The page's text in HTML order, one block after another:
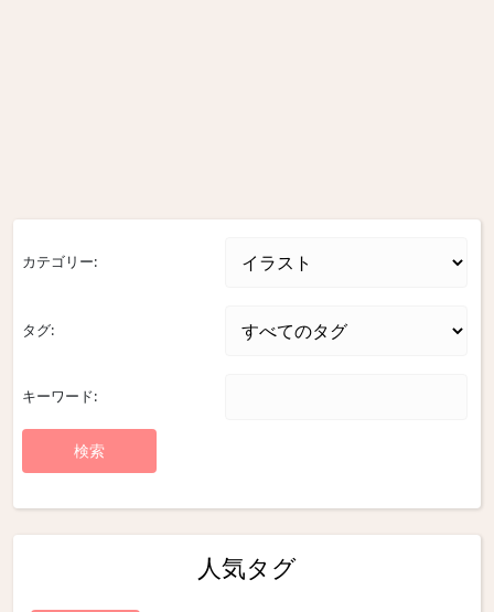
カテゴリー:
タグ:
キーワード:
人気タグ